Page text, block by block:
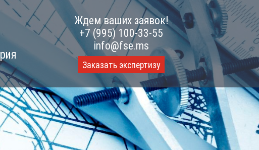
Ждем ваших заявок!
+7 (995) 100-33-55
info@fse.ms
Заказать экспертизу